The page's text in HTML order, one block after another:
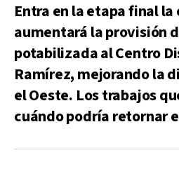
Entra en la etapa final la
aumentará la provisión
potabilizada al Centro
Ramírez, mejorando la
el Oeste. Los trabajos
cuándo podría retornar